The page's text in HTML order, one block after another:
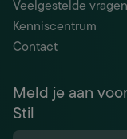
Veelgestelde vragen
Kenniscentrum
Contact
Meld je aan
Stil